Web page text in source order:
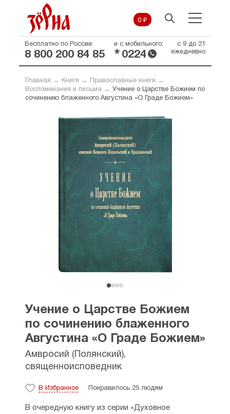
0 ₽
Бесплатно по России:
8 800 200 84 85
и с мобильного:
* 0224
с 9 до 21
ежедневно
Главная → Книги → Православные книги →
Воспоминания и письма→
Учение о Царстве Божием по
сочинению блаженного Августина «О Граде Божием»
Учение о Царстве Божием
по сочинению блаженного
Августина «О Граде Божием»
Амвросий (Полянский),
священноисповедник
В Избранное Понравилось 25 людям
В очередную книгу из серии «Духовное